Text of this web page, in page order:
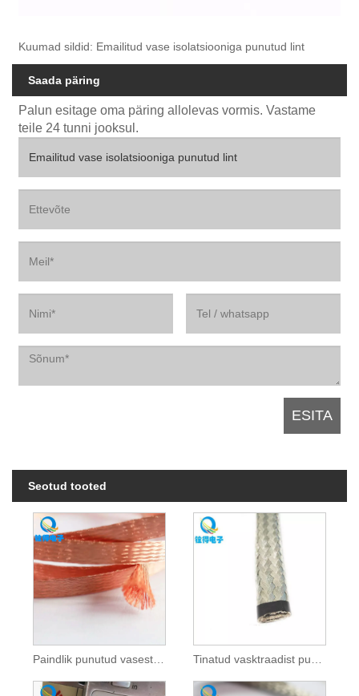
Kuumad sildid: Emailitud vase isolatsiooniga punutud lint
Saada päring
Palun esitage oma päring allolevas vormis. Vastame
teile 24 tunni jooksul.
Seotud tooted
Paindlik punutud vasest traatvõrgust toru Tinatud vasktraadist punutis